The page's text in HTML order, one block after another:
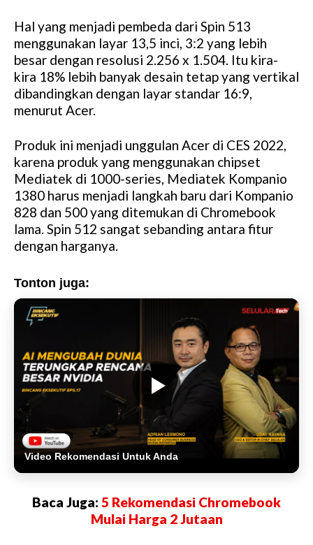
Hal yang menjadi pembeda dari Spin 513
menggunakan layar 13,5 inci, 3:2 yang lebih
besar dengan resolusi 2.256 x 1.504. Itu kira-
kira 18% lebih banyak desain tetap yang vertikal
dibandingkan dengan layar standar 16:9,
menurut Acer.
Produk ini menjadi unggulan Acer di CES 2022,
karena produk yang menggunakan chipset
Mediatek di 1000-series, Mediatek Kompanio
1380 harus menjadi langkah baru dari Kompanio
828 dan 500 yang ditemukan di Chromebook
lama. Spin 512 sangat sebanding antara fitur
dengan harganya.
Tonton juga:
Video Rekomendasi Untuk Anda
Baca Juga: 5 Rekomendasi Chromebook
Mulai Harga 2 Jutaan